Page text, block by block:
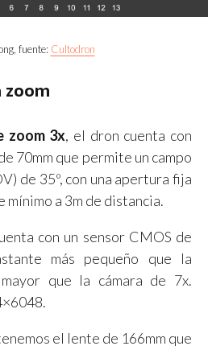
fuente: Cultodron
zoom
zoom 3x, el dron cuenta con
70mm que permite un campo
de 35º, con una apertura fija
mínimo a 3m de distancia.
con un sensor CMOS de
más pequeño que la
que la cámara de 7x.
el lente de 166mm que